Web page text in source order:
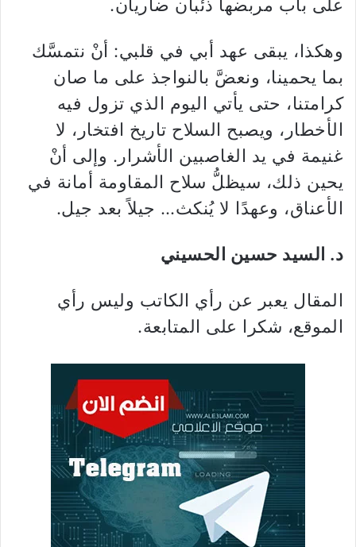
على باب مربضها ذئبان ضاريان.
وهكذا، يبقى عهد أبي في قلبي: أنْ نتمسَّك
بما يحمينا، ونعضَّ بالنواجذ على ما صان
كرامتنا، حتى يأتي اليوم الذي تزول فيه
الأخطار، ويصبح السلاح تاريخ افتخار، لا
غنيمة في يد الغاصبين الأشرار. وإلى أنْ
يحين ذلك، سيظلُّ سلاح المقاومة أمانة في
الأعناق، وعهدًا لا يُنكث… جيلاً بعد جيل.
د. السيد حسين الحسيني
المقال يعبر عن رأي الكاتب وليس رأي
الموقع، شكرا على المتابعة.